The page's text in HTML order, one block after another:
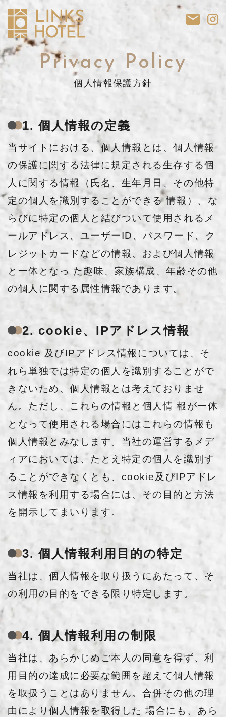
Privacy Policy
個人情報保護方針
1. 個人情報の定義
当サイトにおける、個人情報とは、個人情報
の保護に関する法律に規定される生存する個
人に関する情報（氏名、生年月日、その他特
定の個人を識別することができる 情報）、な
らびに特定の個人と結びついて使用されるメ
ールアドレス、ユーザーID、パスワード、ク
レジットカードなどの情報、および個人情報
と一体となっ た趣味、家族構成、年齢その他
の個人に関する属性情報であります。
2. cookie、IPアドレス情報
cookie 及びIPアドレス情報については、そ
れら単独では特定の個人を識別することがで
きないため、個人情報とは考えておりませ
ん。ただし、これらの情報と個人情 報が一体
となって使用される場合にはこれらの情報も
個人情報とみなします。当社の運営するメデ
ィアにおいては、たとえ特定の個人を識別す
ることができなくとも、cookie及びIPアドレ
ス情報を利用する場合には、その目的と方法
を開示してまいります。
3. 個人情報利用目的の特定
当社は、個人情報を取り扱うにあたって、そ
の利用の目的をできる限り特定します。
4. 個人情報利用の制限
当社は、あらかじめご本人の同意を得ず、利
用目的の達成に必要な範囲を超えて個人情報
を取扱うことはありません。合併その他の理
由により個人情報を取得した 場合にも、あら